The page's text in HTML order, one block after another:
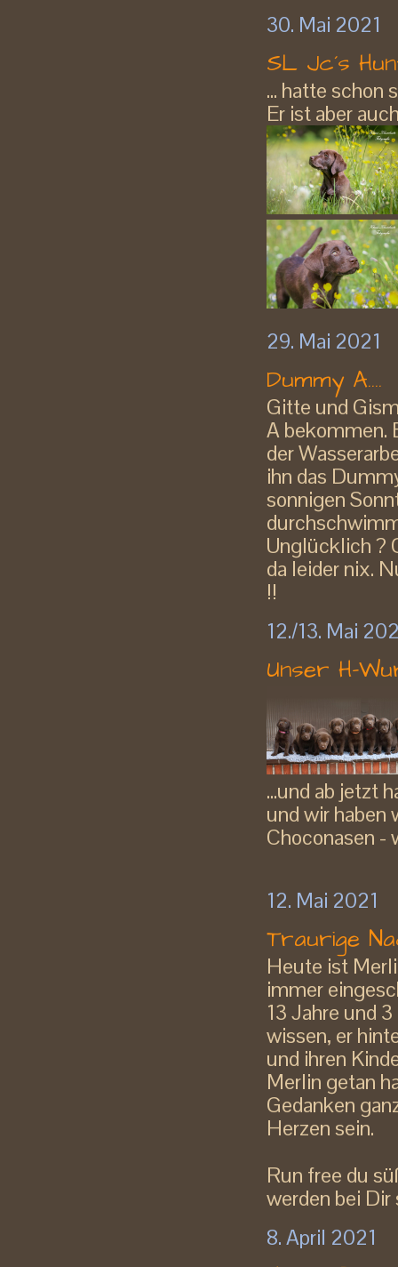
30. Mai 2021
SL Jc´s
... hatte schon
Er ist aber
29. Mai 2021
Dummy A....
Gitte und
A bekommen.
der
ihn das
sonnigen
Unglücklich ?
da leider nix.
!!
12./13. Mai
Unser H-
...und ab jetzt
und wir haben
Choconasen -
12. Mai 2021
Traurige
Heute ist
immer
13 Jahre und
wissen, er
und ihren
Merlin getan
Gedanken
Herzen sein.
Run free du
werden bei Dir
8. April 2021